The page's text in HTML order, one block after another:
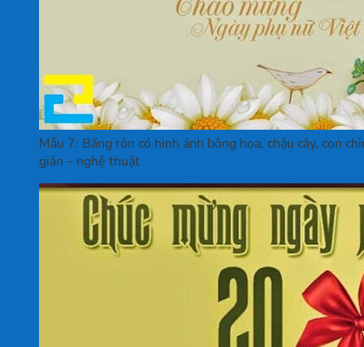
Mẫu 7: Băng rôn có hình ảnh bông hoa, chậu cây, con
giản – nghệ thuật